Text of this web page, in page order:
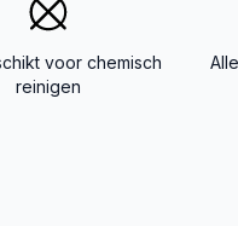
voor chemisch
reinigen